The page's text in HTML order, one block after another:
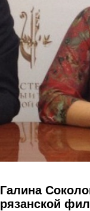
Галина
рязанской